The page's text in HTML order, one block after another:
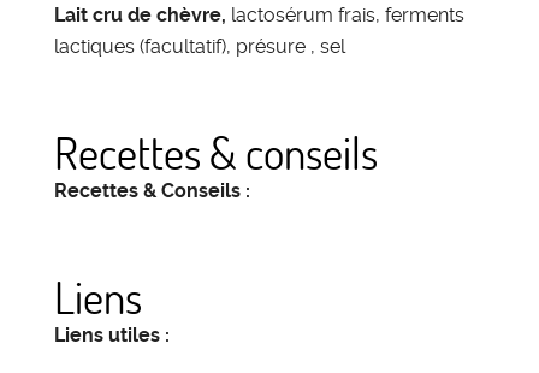
Lait cru de chèvre, lactosérum frais, ferments
lactiques (facultatif), présure , sel
Recettes & conseils
Recettes & Conseils :
Liens
Liens utiles :